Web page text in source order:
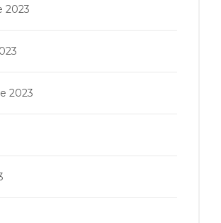
2023
2023